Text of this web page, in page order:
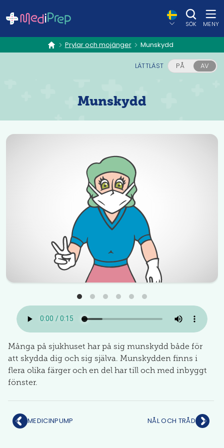
SÖK MENY
hem Prylar och mojänger Munskydd
LÄTTLÄST PÅ AV
Munskydd
Många på sjukhuset har på sig munskydd både för
att skydda dig och sig själva. Munskydden finns i
flera olika färger och en del har till och med inbyggt
fönster.
FÖREGÅENDE
MEDICINPUMP
NÄSTA
NÅL OCH TRÅD